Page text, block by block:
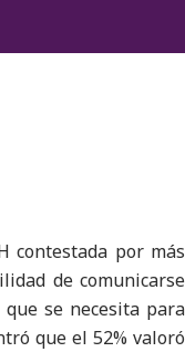
contestada por más
de comunicarse
se necesita para
que el 52% valoró